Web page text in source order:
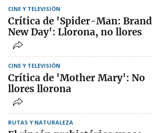
CINE Y TELEVISIÓN
Crítica de 'Spider-Man: Brand
New Day': Llorona, no llores
CINE Y TELEVISIÓN
Crítica de 'Mother Mary': No
llores llorona
RUTAS Y NATURALEZA